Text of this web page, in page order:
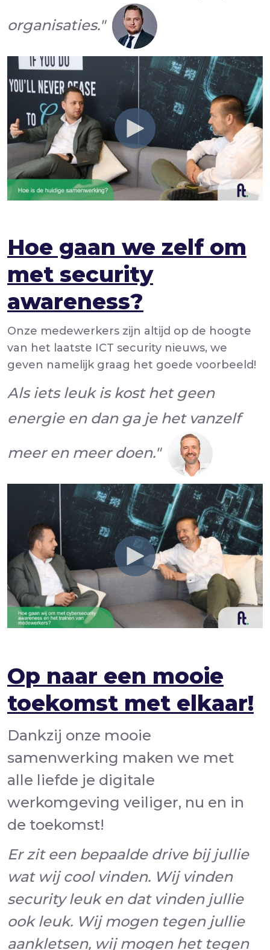
organisaties."
Hoe gaan we zelf om
met security
awareness?
Onze medewerkers zijn altijd op de hoogte
van het laatste ICT security nieuws, we
geven namelijk graag het goede voorbeeld!
Als iets leuk is kost het geen
energie en dan ga je het vanzelf
meer en meer doen."
Op naar een mooie
toekomst met elkaar!
Dankzij onze mooie
samenwerking maken we met
alle liefde je digitale
werkomgeving veiliger, nu en in
de toekomst!
Er zit een bepaalde drive bij jullie
wat wij cool vinden. Wij vinden
security leuk en dat vinden jullie
ook leuk. Wij mogen tegen jullie
aankletsen, wij mogen het tegen